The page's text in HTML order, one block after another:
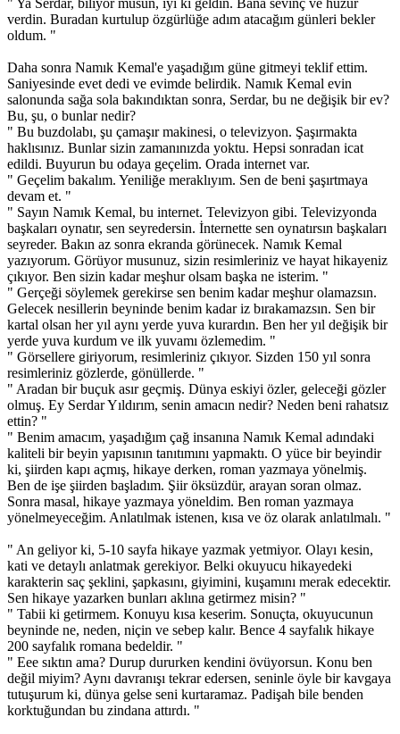
" Ya Serdar, biliyor musun, iyi ki geldin. Bana sevinç ve huzur
verdin. Buradan kurtulup özgürlüğe adım atacağım günleri bekler
oldum. "
Daha sonra Namık Kemal'e yaşadığım güne gitmeyi teklif ettim.
Saniyesinde evet dedi ve evimde belirdik. Namık Kemal evin
salonunda sağa sola bakındıktan sonra, Serdar, bu ne değişik bir ev?
Bu, şu, o bunlar nedir?
" Bu buzdolabı, şu çamaşır makinesi, o televizyon. Şaşırmakta
haklısınız. Bunlar sizin zamanınızda yoktu. Hepsi sonradan icat
edildi. Buyurun bu odaya geçelim. Orada internet var.
" Geçelim bakalım. Yeniliğe meraklıyım. Sen de beni şaşırtmaya
devam et. "
" Sayın Namık Kemal, bu internet. Televizyon gibi. Televizyonda
başkaları oynatır, sen seyredersin. İnternette sen oynatırsın başkaları
seyreder. Bakın az sonra ekranda görünecek. Namık Kemal
yazıyorum. Görüyor musunuz, sizin resimleriniz ve hayat hikayeniz
çıkıyor. Ben sizin kadar meşhur olsam başka ne isterim. "
" Gerçeği söylemek gerekirse sen benim kadar meşhur olamazsın.
Gelecek nesillerin beyninde benim kadar iz bırakamazsın. Sen bir
kartal olsan her yıl aynı yerde yuva kurardın. Ben her yıl değişik bir
yerde yuva kurdum ve ilk yuvamı özlemedim. "
" Görsellere giriyorum, resimleriniz çıkıyor. Sizden 150 yıl sonra
resimleriniz gözlerde, gönüllerde. "
" Aradan bir buçuk asır geçmiş. Dünya eskiyi özler, geleceği gözler
olmuş. Ey Serdar Yıldırım, senin amacın nedir? Neden beni rahatsız
ettin? "
" Benim amacım, yaşadığım çağ insanına Namık Kemal adındaki
kaliteli bir beyin yapısının tanıtımını yapmaktı. O yüce bir beyindir
ki, şiirden kapı açmış, hikaye derken, roman yazmaya yönelmiş.
Ben de işe şiirden başladım. Şiir öksüzdür, arayan soran olmaz.
Sonra masal, hikaye yazmaya yöneldim. Ben roman yazmaya
yönelmeyeceğim. Anlatılmak istenen, kısa ve öz olarak anlatılmalı. "
" An geliyor ki, 5-10 sayfa hikaye yazmak yetmiyor. Olayı kesin,
kati ve detaylı anlatmak gerekiyor. Belki okuyucu hikayedeki
karakterin saç şeklini, şapkasını, giyimini, kuşamını merak edecektir.
Sen hikaye yazarken bunları aklına getirmez misin? "
" Tabii ki getirmem. Konuyu kısa keserim. Sonuçta, okuyucunun
beyninde ne, neden, niçin ve sebep kalır. Bence 4 sayfalık hikaye
200 sayfalık romana bedeldir. "
" Eee sıktın ama? Durup dururken kendini övüyorsun. Konu ben
değil miyim? Aynı davranışı tekrar edersen, seninle öyle bir kavgaya
tutuşurum ki, dünya gelse seni kurtaramaz. Padişah bile benden
korktuğundan bu zindana attırdı. "